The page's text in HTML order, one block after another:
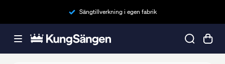
Sängtillverkning i egen fabrik